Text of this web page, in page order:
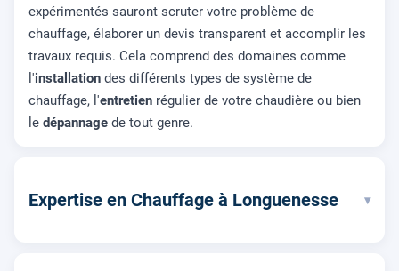
expérimentés sauront scruter votre problème de
chauffage, élaborer un devis transparent et accomplir les
travaux requis. Cela comprend des domaines comme
l'installation des différents types de système de
chauffage, l'entretien régulier de votre chaudière ou bien
le dépannage de tout genre.
Expertise en Chauffage à Longuenesse ▾